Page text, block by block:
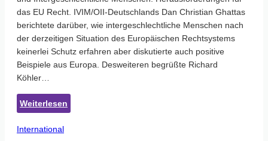
das EU Recht. IVIM/OII-Deutschlands Dan Christian Ghattas
berichtete darüber, wie intergeschlechtliche Menschen nach
der derzeitigen Situation des Europäischen Rechtsystems
keinerlei Schutz erfahren aber diskutierte auch positive
Beispiele aus Europa. Desweiteren begrüßte Richard
Köhler…
Weiterlesen
EU
International